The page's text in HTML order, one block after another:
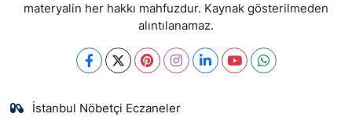
materyalin her hakkı mahfuzdur. Kaynak gösterilmeden
alıntılanamaz.
İstanbul Nöbetçi Eczaneler